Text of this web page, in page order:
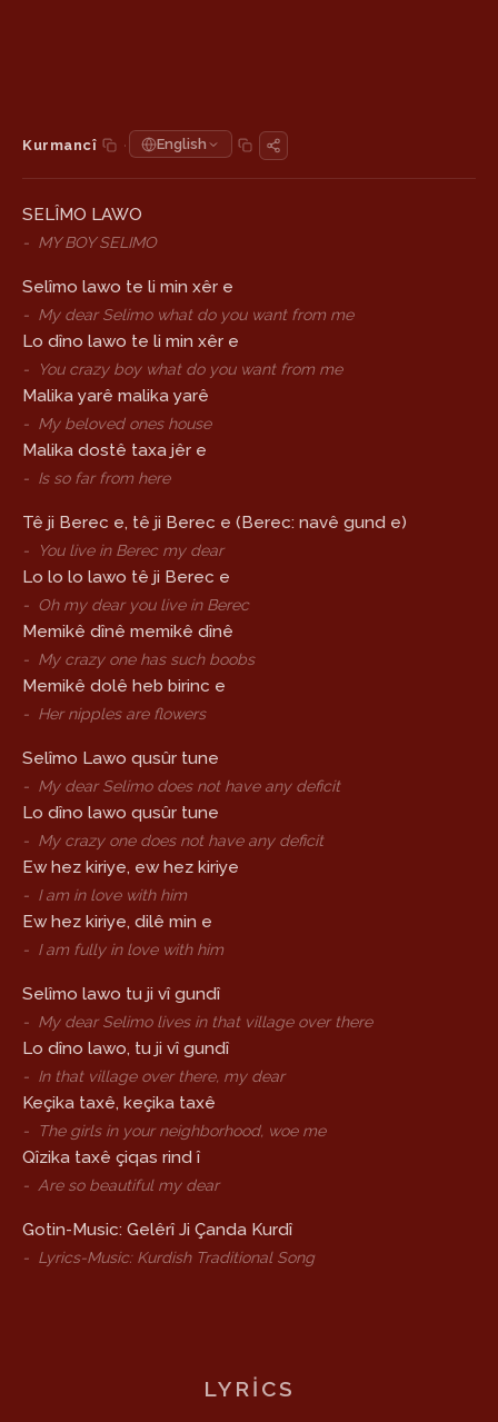
Kurmancî · English
SELÎMO LAWO
- MY BOY SELIMO
Selîmo lawo te li min xêr e
- My dear Selimo what do you want from me
Lo dîno lawo te li min xêr e
- You crazy boy what do you want from me
Malika yarê malika yarê
- My beloved ones house
Malika dostê taxa jêr e
- Is so far from here
Tê ji Berec e, tê ji Berec e (Berec: navê gund e)
- You live in Berec my dear
Lo lo lo lawo tê ji Berec e
- Oh my dear you live in Berec
Memikê dînê memikê dînê
- My crazy one has such boobs
Memikê dolê heb birinc e
- Her nipples are flowers
Selîmo Lawo qusûr tune
- My dear Selimo does not have any deficit
Lo dîno lawo qusûr tune
- My crazy one does not have any deficit
Ew hez kiriye, ew hez kiriye
- I am in love with him
Ew hez kiriye, dilê min e
- I am fully in love with him
Selîmo lawo tu ji vî gundî
- My dear Selimo lives in that village over there
Lo dîno lawo, tu ji vî gundî
- In that village over there, my dear
Keçika taxê, keçika taxê
- The girls in your neighborhood, woe me
Qîzika taxê çiqas rind î
- Are so beautiful my dear
Gotin-Music: Gelêrî Ji Çanda Kurdî
- Lyrics-Music: Kurdish Traditional Song
LYRICS